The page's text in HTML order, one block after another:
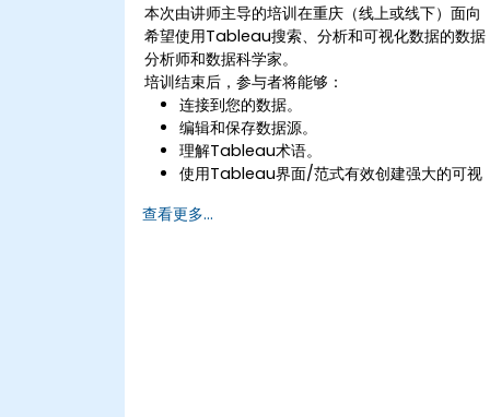
本次由讲师主导的培训在重庆（线上或线下）面向
希望使用Tableau搜索、分析和可视化数据的数据
分析师和数据科学家。
培训结束后，参与者将能够：
连接到您的数据。
编辑和保存数据源。
理解Tableau术语。
使用Tableau界面/范式有效创建强大的可视
创建包括算术计算、自定义聚合和比率、日期
查看更多...